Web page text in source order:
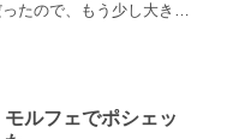
たので、もう少し大きめ
ルフェでポシェッ